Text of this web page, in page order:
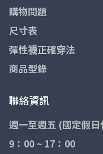
購物問題
尺寸表
彈性襪正確穿法
商品型錄
聯絡資訊
週一至週五 (國定假
9：00 ~ 17：00